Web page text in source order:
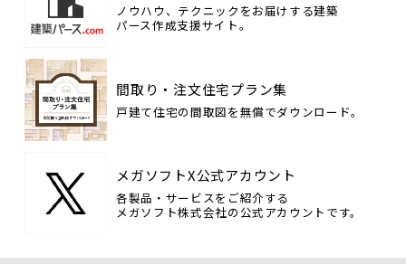
ノウハウ、テクニックをお届けする建築
パース作成支援サイト。
間取り・注文住宅プラン集
戸建て住宅の間取図を無償でダウンロード。
メガソフトX公式アカウント
各製品・サービスをご紹介する
メガソフト株式会社の公式アカウントです。